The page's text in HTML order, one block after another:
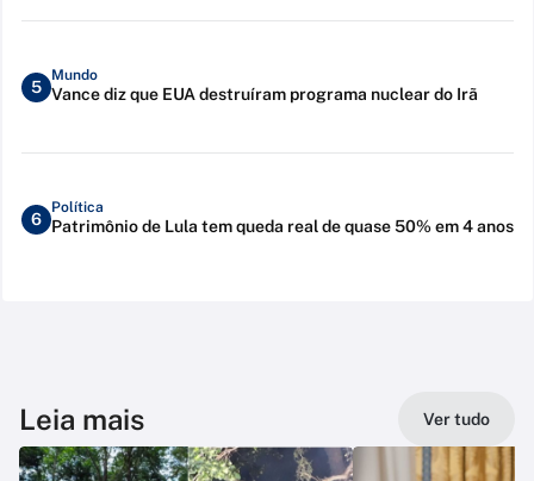
5
Mundo
Vance diz que EUA destruíram programa nuclear do Irã
6
Política
Patrimônio de Lula tem queda real de quase 50% em 4 anos
Leia mais Ver tudo